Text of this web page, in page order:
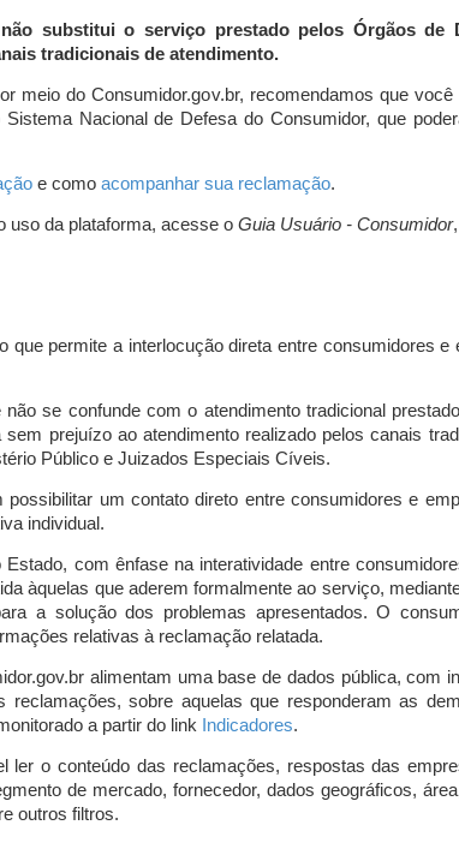
substitui o serviço prestado pelos Órgãos de
tradicionais de atendimento.
meio do Consumidor.gov.br, recomendamos que
Nacional de Defesa do Consumidor, que
e como acompanhar sua reclamação.
uso da plataforma, acesse o Guia Usuário - Consumidor
que permite a interlocução direta entre consumidores
se confunde com o atendimento tradicional
prejuízo ao atendimento realizado pelos canais
Público e Juizados Especiais Cíveis.
um contato direto entre consumidores e
individual.
com ênfase na interatividade entre
àquelas que aderem formalmente ao serviço,
a solução dos problemas apresentados. O
relativas à reclamação relatada.
alimentam uma base de dados pública, com
sobre aquelas que responderam as
a partir do link
Indicadores.
ler o conteúdo das reclamações, respostas das
de mercado, fornecedor, dados geográficos,
outros filtros.